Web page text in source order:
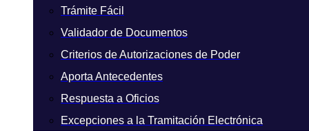
Trámite Fácil
Validador de Documentos
Criterios de Autorizaciones de Poder
Aporta Antecedentes
Respuesta a Oficios
Excepciones a la Tramitación Electrónica